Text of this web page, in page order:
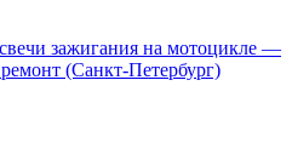
зажигания на мотоцикле —
(Санкт-Петербург)